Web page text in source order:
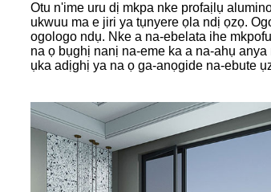
Otu n'ime uru dị mkpa nke profaịlụ
ukwuu ma e jiri ya tụnyere ọla ndị ọzọ.
ogologo ndụ. Nke a na-ebelata ihe
na ọ bụghị nanị na-eme ka a na-ahụ
ụka adịghị ya na ọ ga-anọgide na-ebute